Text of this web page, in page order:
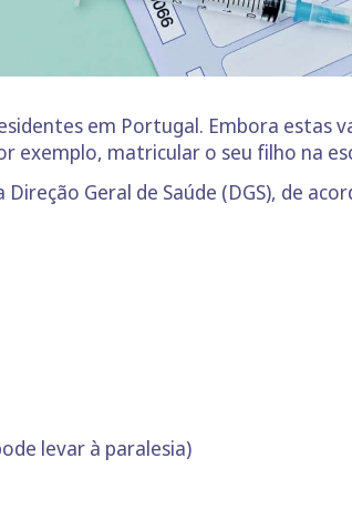
em Portugal. Embora estas
exemplo, matricular o seu filho na
Geral de Saúde (DGS), de
levar à paralesia)